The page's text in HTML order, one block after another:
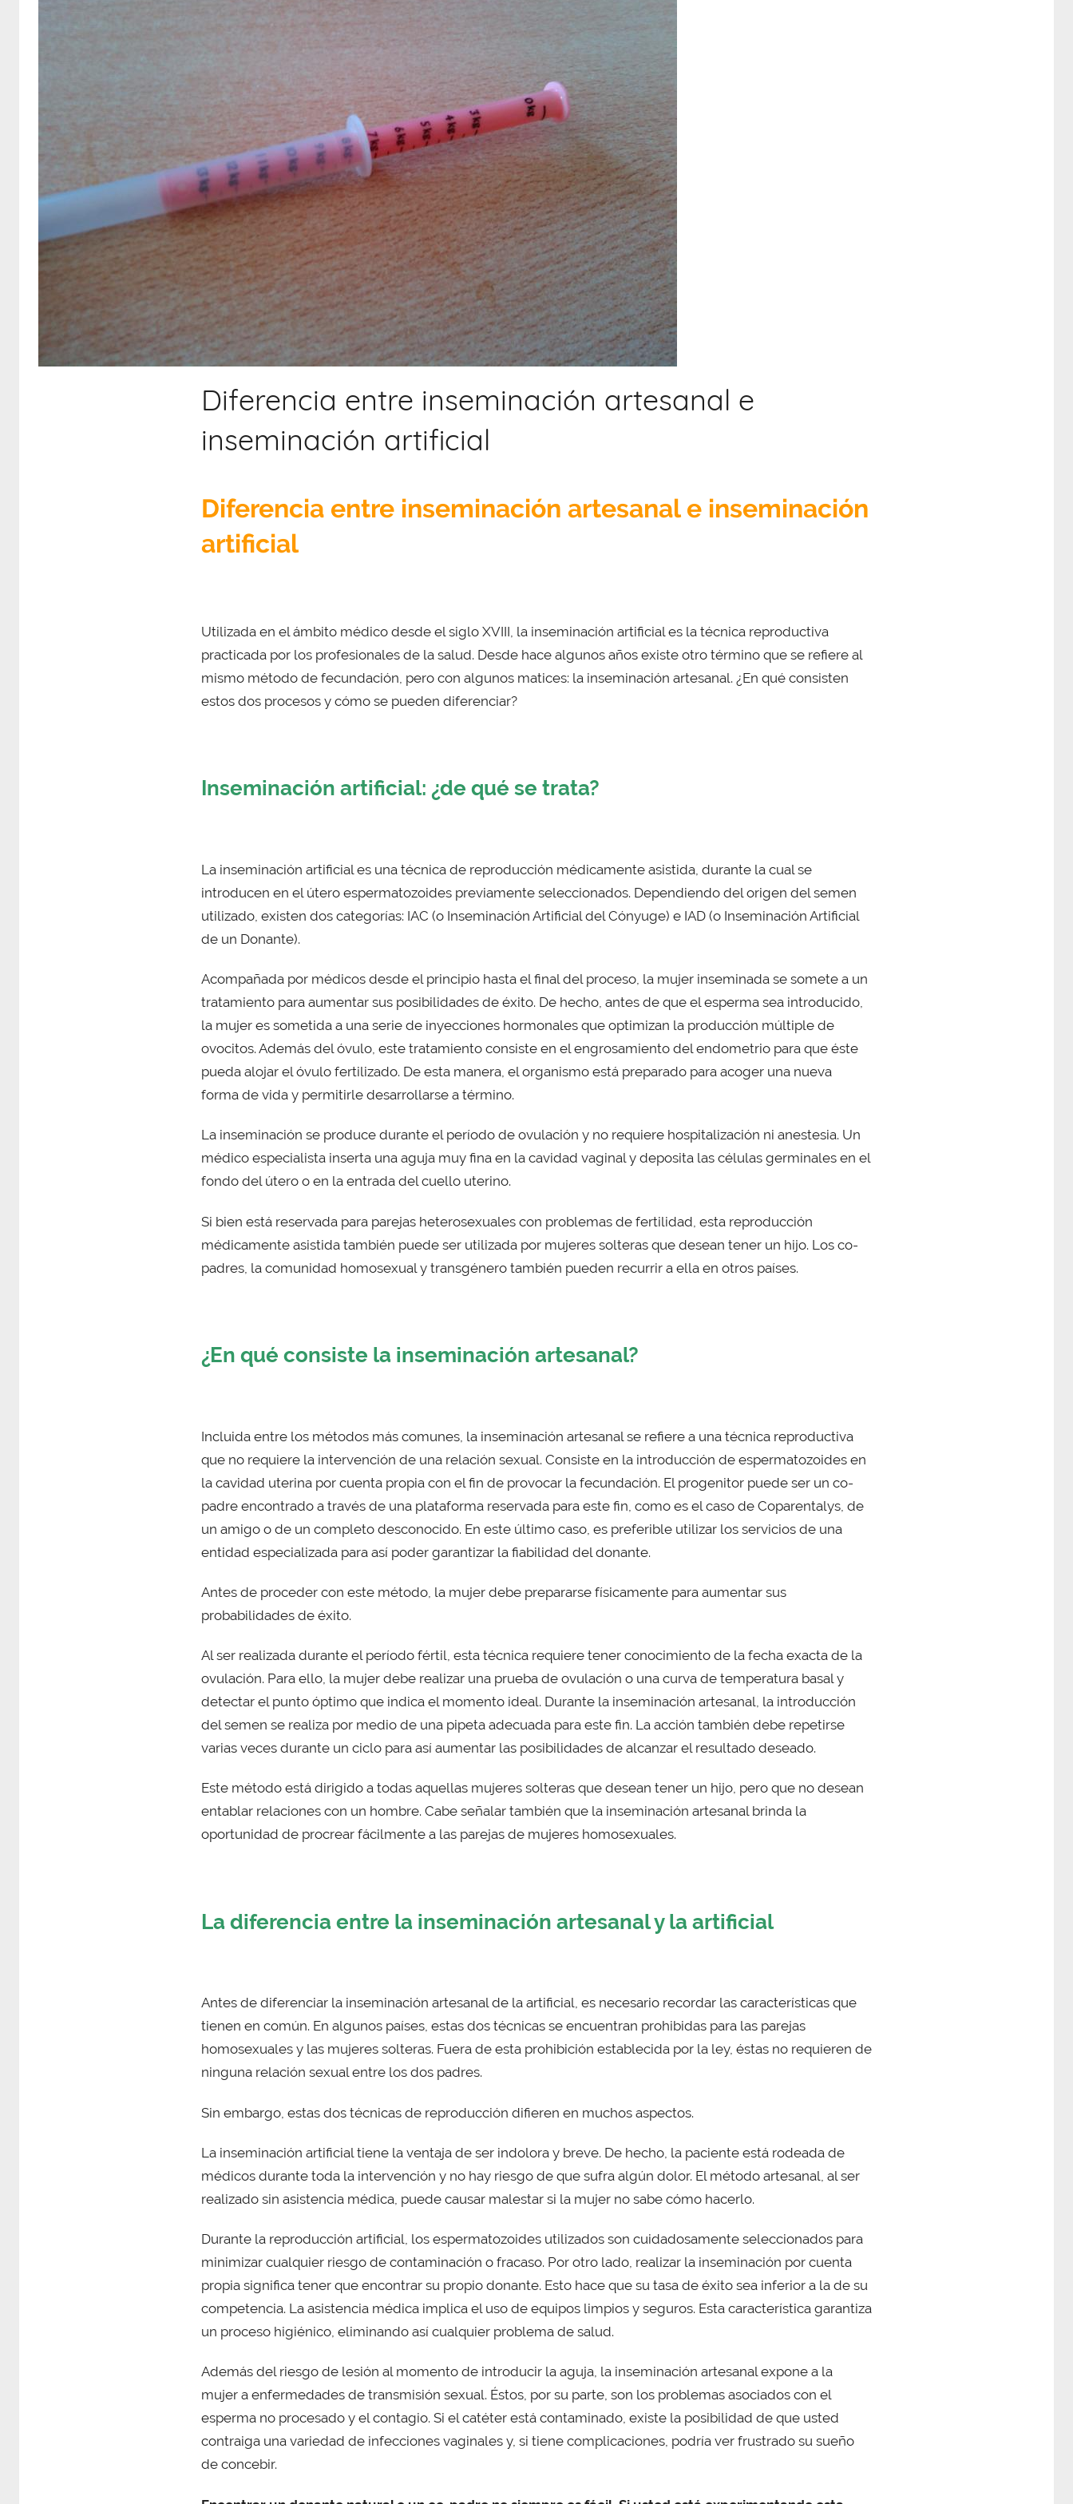
Diferencia entre inseminación artesanal e
inseminación artificial
Diferencia entre inseminación artesanal e inseminación
artificial
Utilizada en el ámbito médico desde el siglo XVIII, la inseminación artificial es la técnica reproductiva
practicada por los profesionales de la salud. Desde hace algunos años existe otro término que se refiere al
mismo método de fecundación, pero con algunos matices: la inseminación artesanal. ¿En qué consisten
estos dos procesos y cómo se pueden diferenciar?
Inseminación artificial: ¿de qué se trata?
La inseminación artificial es una técnica de reproducción médicamente asistida, durante la cual se
introducen en el útero espermatozoides previamente seleccionados. Dependiendo del origen del semen
utilizado, existen dos categorías: IAC (o Inseminación Artificial del Cónyuge) e IAD (o Inseminación Artificial
de un Donante).
Acompañada por médicos desde el principio hasta el final del proceso, la mujer inseminada se somete a un
tratamiento para aumentar sus posibilidades de éxito. De hecho, antes de que el esperma sea introducido,
la mujer es sometida a una serie de inyecciones hormonales que optimizan la producción múltiple de
ovocitos. Además del óvulo, este tratamiento consiste en el engrosamiento del endometrio para que éste
pueda alojar el óvulo fertilizado. De esta manera, el organismo está preparado para acoger una nueva
forma de vida y permitirle desarrollarse a término.
La inseminación se produce durante el período de ovulación y no requiere hospitalización ni anestesia. Un
médico especialista inserta una aguja muy fina en la cavidad vaginal y deposita las células germinales en el
fondo del útero o en la entrada del cuello uterino.
Si bien está reservada para parejas heterosexuales con problemas de fertilidad, esta reproducción
médicamente asistida también puede ser utilizada por mujeres solteras que desean tener un hijo. Los co-
padres, la comunidad homosexual y transgénero también pueden recurrir a ella en otros países.
¿En qué consiste la inseminación artesanal?
Incluida entre los métodos más comunes, la inseminación artesanal se refiere a una técnica reproductiva
que no requiere la intervención de una relación sexual. Consiste en la introducción de espermatozoides en
la cavidad uterina por cuenta propia con el fin de provocar la fecundación. El progenitor puede ser un co-
padre encontrado a través de una plataforma reservada para este fin, como es el caso de Coparentalys, de
un amigo o de un completo desconocido. En este último caso, es preferible utilizar los servicios de una
entidad especializada para así poder garantizar la fiabilidad del donante.
Antes de proceder con este método, la mujer debe prepararse físicamente para aumentar sus
probabilidades de éxito.
Al ser realizada durante el período fértil, esta técnica requiere tener conocimiento de la fecha exacta de la
ovulación. Para ello, la mujer debe realizar una prueba de ovulación o una curva de temperatura basal y
detectar el punto óptimo que indica el momento ideal. Durante la inseminación artesanal, la introducción
del semen se realiza por medio de una pipeta adecuada para este fin. La acción también debe repetirse
varias veces durante un ciclo para así aumentar las posibilidades de alcanzar el resultado deseado.
Este método está dirigido a todas aquellas mujeres solteras que desean tener un hijo, pero que no desean
entablar relaciones con un hombre. Cabe señalar también que la inseminación artesanal brinda la
oportunidad de procrear fácilmente a las parejas de mujeres homosexuales.
La diferencia entre la inseminación artesanal y la artificial
Antes de diferenciar la inseminación artesanal de la artificial, es necesario recordar las características que
tienen en común. En algunos países, estas dos técnicas se encuentran prohibidas para las parejas
homosexuales y las mujeres solteras. Fuera de esta prohibición establecida por la ley, éstas no requieren de
ninguna relación sexual entre los dos padres.
Sin embargo, estas dos técnicas de reproducción difieren en muchos aspectos.
La inseminación artificial tiene la ventaja de ser indolora y breve. De hecho, la paciente está rodeada de
médicos durante toda la intervención y no hay riesgo de que sufra algún dolor. El método artesanal, al ser
realizado sin asistencia médica, puede causar malestar si la mujer no sabe cómo hacerlo.
Durante la reproducción artificial, los espermatozoides utilizados son cuidadosamente seleccionados para
minimizar cualquier riesgo de contaminación o fracaso. Por otro lado, realizar la inseminación por cuenta
propia significa tener que encontrar su propio donante. Esto hace que su tasa de éxito sea inferior a la de su
competencia. La asistencia médica implica el uso de equipos limpios y seguros. Esta característica garantiza
un proceso higiénico, eliminando así cualquier problema de salud.
Además del riesgo de lesión al momento de introducir la aguja, la inseminación artesanal expone a la
mujer a enfermedades de transmisión sexual. Éstos, por su parte, son los problemas asociados con el
esperma no procesado y el contagio. Si el catéter está contaminado, existe la posibilidad de que usted
contraiga una variedad de infecciones vaginales y, si tiene complicaciones, podría ver frustrado su sueño
de concebir.